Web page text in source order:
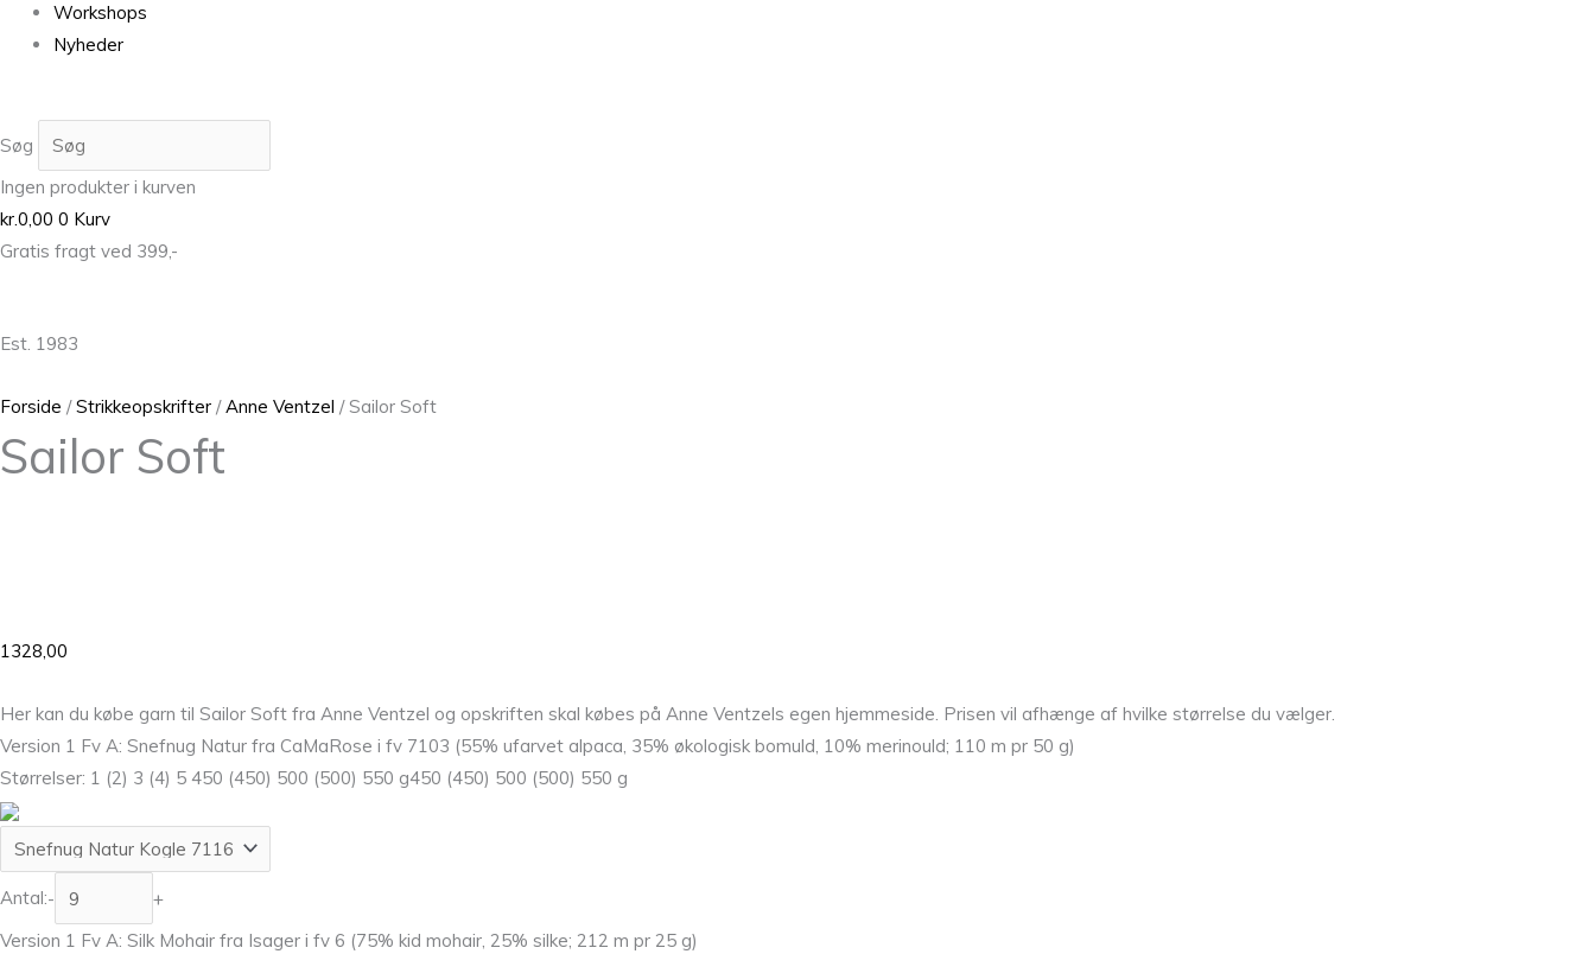
Workshops
Nyheder
Søg
Ingen produkter i kurven
kr.0,00 0 Kurv
Gratis fragt ved 399,-
Est. 1983
Forside /Strikkeopskrifter /Anne Ventzel / Sailor Soft
Sailor Soft
1328,00
Her kan du købe garn til Sailor Soft fra Anne Ventzel og opskriften skal købes på Anne Ventzels egen hjemmeside. Prisen vil afhænge af hvilke størrelse du vælger.
Version 1 Fv A: Snefnug Natur fra CaMaRose i fv 7103 (55% ufarvet alpaca, 35% økologisk bomuld, 10% merinould; 110 m pr 50 g)
Størrelser: 1 (2) 3 (4) 5 450 (450) 500 (500) 550 g450 (450) 500 (500) 550 g
Antal:-
+
Version 1 Fv A: Silk Mohair fra Isager i fv 6 (75% kid mohair, 25% silke; 212 m pr 25 g)